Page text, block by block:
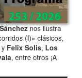
Sáncheznos ilustra
(I)» clásicos,
y Felix Solis, Los
, entre otros ¡A